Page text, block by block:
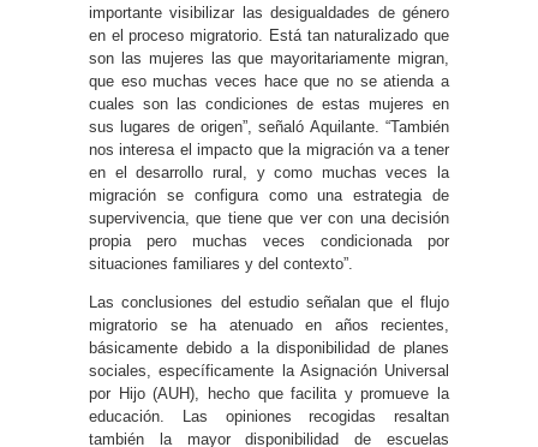
importante visibilizar las desigualdades de género
en el proceso migratorio. Está tan naturalizado que
son las mujeres las que mayoritariamente migran,
que eso muchas veces hace que no se atienda a
cuales son las condiciones de estas mujeres en
sus lugares de origen”, señaló Aquilante. “También
nos interesa el impacto que la migración va a tener
en el desarrollo rural, y como muchas veces la
migración se configura como una estrategia de
supervivencia, que tiene que ver con una decisión
propia pero muchas veces condicionada por
situaciones familiares y del contexto”.
Las conclusiones del estudio señalan que el flujo
migratorio se ha atenuado en años recientes,
básicamente debido a la disponibilidad de planes
sociales, específicamente la Asignación Universal
por Hijo (AUH), hecho que facilita y promueve la
educación. Las opiniones recogidas resaltan
también la mayor disponibilidad de escuelas